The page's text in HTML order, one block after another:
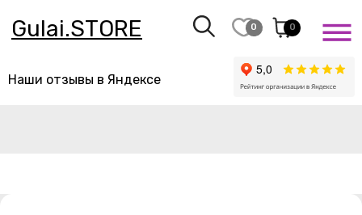
0
Gulai.STORE
Наши отзывы в Яндексе